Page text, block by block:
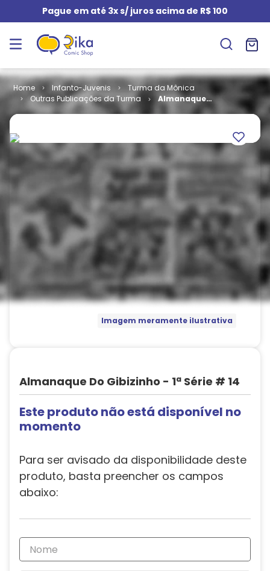
Pague em até 3x s/ juros acima de R$ 100
Infanto-Juvenis
Turma da Mônica
Outras Publicações da Turma
Almanaque
do Gibizinho -
Imagem meramente ilustrativa
Almanaque Do Gibizinho - 1ª Série # 14
Este produto não está disponível no
momento
Para ser avisado da disponibilidade deste
produto, basta preencher os campos
abaixo: